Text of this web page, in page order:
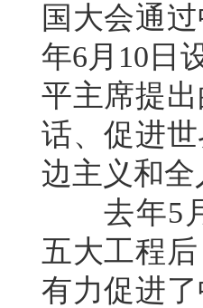
国大会通
年6月10日
平主席提
话、促进
边主义和
去年5月
五大工程
有力促进